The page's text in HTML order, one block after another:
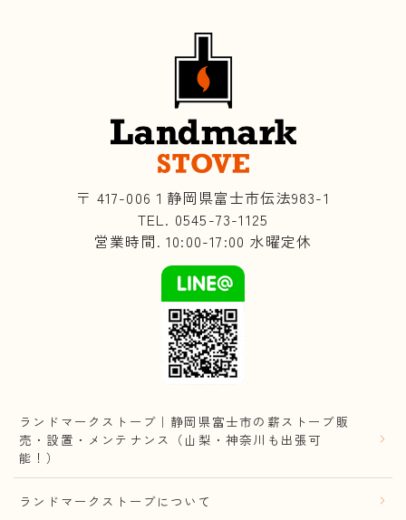
〒 417-006１静岡県富士市伝法983-1
TEL. 0545-73-1125
営業時間. 10:00-17:00 水曜定休
ランドマークストーブ｜静岡県富士市の薪ストーブ販
売・設置・メンテナンス（山梨・神奈川も出張可
能！）
ランドマークストーブについて